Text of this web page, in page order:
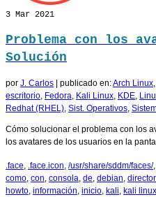
3 Mar 2021
Problema con los
Solución
por J. Carlos | publicado en:Arch Linux
escritorio Fedora Kali Linux KDE
Redhat (RHEL) Sist. Operativos
Cómo solucionar el problema con los
los avatares de los usuarios en la
.face .face.icon /usr/share/sddm/faces/,
como con consola de debian
howto información inicio kali kali linux